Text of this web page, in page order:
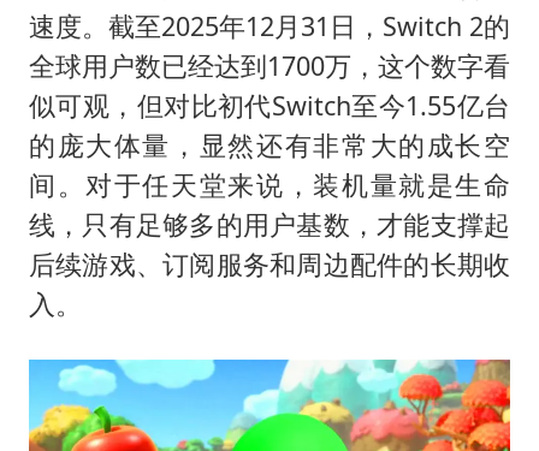
速度。截至2025年12月31日，Switch 2的
全球用户数已经达到1700万，这个数字看
似可观，但对比初代Switch至今1.55亿台
的庞大体量，显然还有非常大的成长空
间。对于任天堂来说，装机量就是生命
线，只有足够多的用户基数，才能支撑起
后续游戏、订阅服务和周边配件的长期收
入。